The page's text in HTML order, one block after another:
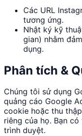
Các URL
tương ứng.
Nhật ký kỹ
gian) nhằm
dụng.
Phân tích &
Chúng tôi sử dụng
quảng cáo Google
cookie hoặc thu
riêng của họ. Bạn
trình duyệt.